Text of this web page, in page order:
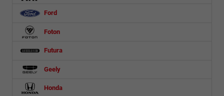
Ford
Foton
Futura
Geely
Honda